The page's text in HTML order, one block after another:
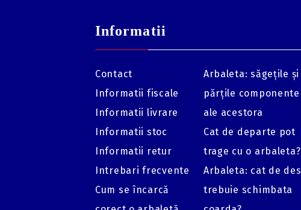
Informatii
Contact
Informatii fiscale
Informatii livrare
Informatii stoc
Informatii retur
Intrebari frecvente
Cum se încarcă
Arbaleta: săgețile și
părțile componente
ale acestora
Cat de departe pot
trage cu o arbaleta?
Arbaleta: cat de des
trebuie schimbata